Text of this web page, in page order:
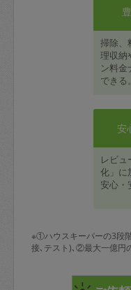
掃除、
理収納
ン料
できる。
安
レビュ
化」に
安心・
※①ハウスキーパーの3段
接､テスト)､②最大一億円